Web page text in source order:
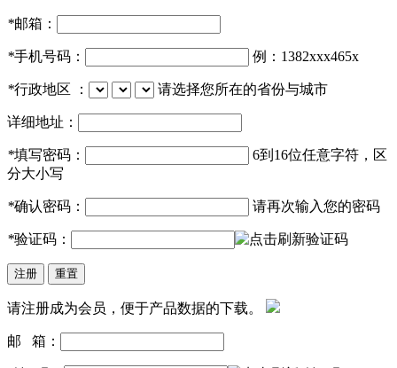
*邮箱：
*手机号码： 例：1382xxx465x
*行政地区 ： 请选择您所在的省份与城市
详细地址：
*填写密码：
6到16位任意字符，区
分大小写
*确认密码： 请再次输入您的密码
*验证码：
请注册成为会员，便于产品数据的下载。
邮 箱：